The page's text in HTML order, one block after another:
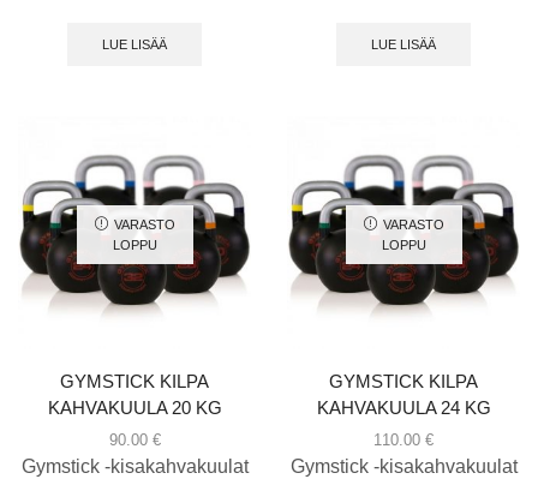
LUE LISÄÄ LUE LISÄÄ
VARASTO
LOPPU
GYMSTICK KILPA
KAHVAKUULA 20 KG
90.00 €
Gymstick -kisakahvakuulat
VARASTO
LOPPU
GYMSTICK KILPA
KAHVAKUULA 24 KG
110.00 €
Gymstick -kisakahvakuulat